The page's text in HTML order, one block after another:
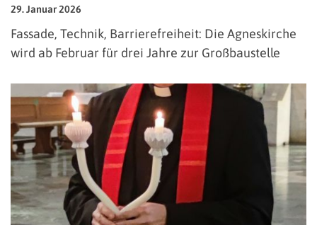
29. Januar 2026
Fassade, Technik, Barrierefreiheit: Die Agneskirche
wird ab Februar für drei Jahre zur Großbaustelle